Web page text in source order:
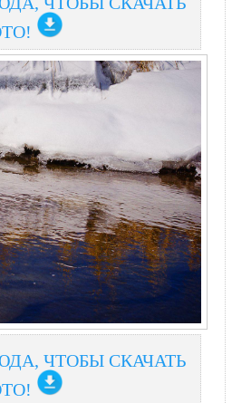
ЧТОБЫ СКАЧАТЬ